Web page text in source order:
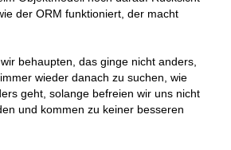
der ORM funktioniert, der macht
behaupten, das ginge nicht anders,
wieder danach zu suchen, wie
geht, solange befreien wir uns nicht
und kommen zu keiner besseren